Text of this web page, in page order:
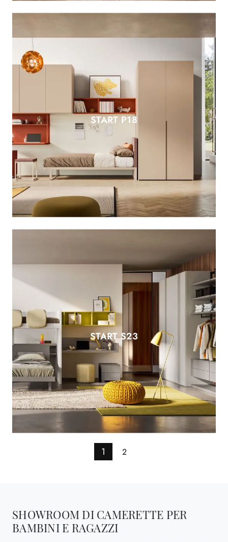
START P18
START S23
1 2
SHOWROOM DI CAMERETTE PER
BAMBINI E RAGAZZI